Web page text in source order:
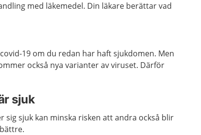
med läkemedel. Din läkare berättar vad
19 om du redan har haft sjukdomen. Men
också nya varianter av viruset. Därför
sjuk
sig sjuk kan minska risken att andra också blir